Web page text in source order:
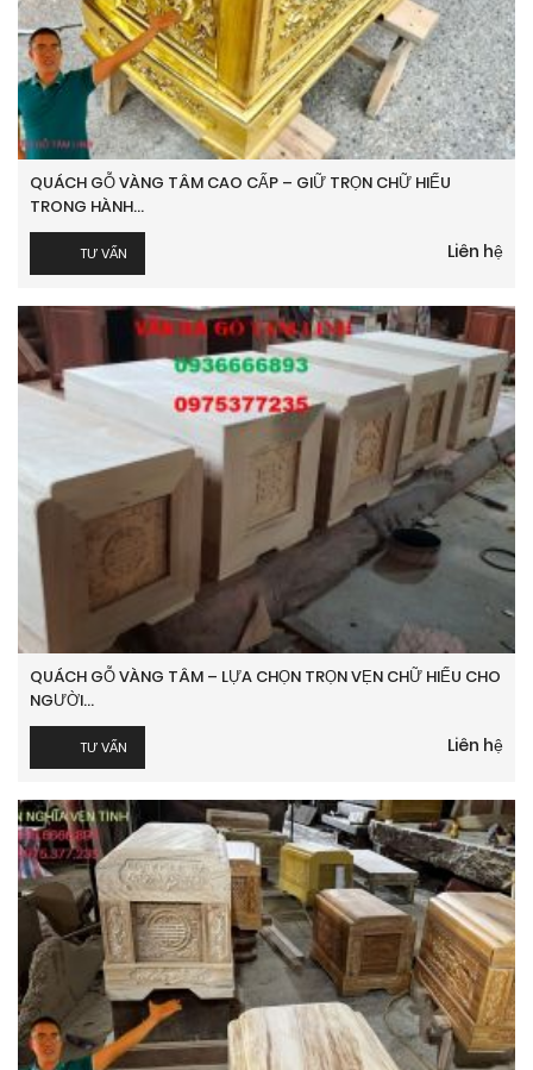
QUÁCH GỖ VÀNG TÂM CAO CẤP – GIỮ TRỌN CHỮ HIẾU
TRONG HÀNH...
TƯ VẤN Liên hệ
QUÁCH GỖ VÀNG TÂM – LỰA CHỌN TRỌN VẸN CHỮ HIẾU CHO
NGƯỜI...
TƯ VẤN Liên hệ